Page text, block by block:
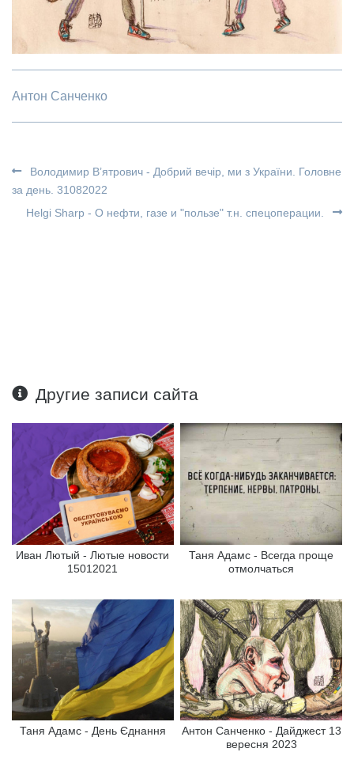
Антон Санченко
Володимир В’ятрович - Добрий вечір, ми з України. Головне
за день. 31082022
Helgi Sharp - О нефти, газе и "пользе" т.н. спецоперации.
Другие записи сайта
Иван Лютый - Лютые новости
15012021
Таня Адамс - Всегда проще
отмолчаться
Таня Адамс - День Єднання
Антон Санченко - Дайджест 13
вересня 2023